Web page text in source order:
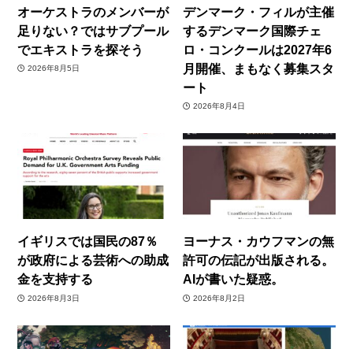
オーケストラのメンバーが
足りない？ではサブプール
でエキストラを探そう
2026年8月5日
デンマーク・フィルが主催
するデンマーク国際チェ
ロ・コンクールは2027年6
月開催、まもなく募集スタ
ート
2026年8月4日
イギリスでは国民の87％
が政府による芸術への助成
金を支持する
2026年8月3日
ヨーナス・カウフマンの無
許可の伝記が出版される。
AIが書いた疑惑。
2026年8月2日